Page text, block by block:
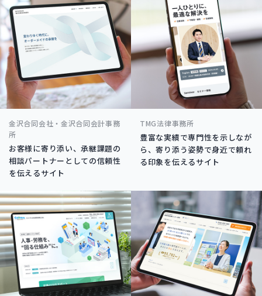
金沢合同会社・金沢合同会計事務
所
お客様に寄り添い、承継課題の
相談パートナーとしての信頼性
を伝えるサイト
TMG法律事務所
豊富な実績で専門性を示しなが
ら、寄り添う姿勢で身近で頼れ
る印象を伝えるサイト